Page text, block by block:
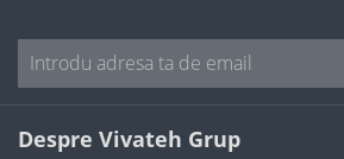
Despre Vivateh Grup